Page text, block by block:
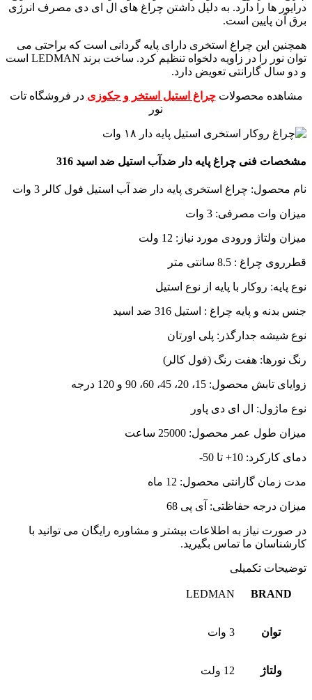
درایور ها را دارد. به دلیل داشتن چراغ های ال ای دی مصرف انرژی
برق آن پایین است.
همچنین این چراغ استخری دارای پایه گردانی است که براحتی می
توان نور را در زاویه دلخواه تنظیم کرد. ساخت برند LEDMAN است
و دو سال گارانتی تعویض دارد.
مشاهده محصولاتچراغ استیل استخر و جکوزی در فروشگاه تات
نور
مشخصات فنی چراغ پایه دار ضدآب استیل ضد اسید 316
نام محصول: چراغ استخری پایه دار ضد آب استیل فول کالر 3 وات
میزان وات مصرفی: 3 وات
میزان ولتاژ ورودی مورد نیاز: 12 ولت
قطرروی چراغ : 8.5 سانتی متر
نوع پایه: روکار با پایه از نوع استیل
جنس بدنه و پایه چراغ : استیل 316 ضد اسید
نوع شیشه جدارگذر: پلی اورتان
رنگ نورها: هفت رنگ (فول کالر)
زوایای تابش محصول: 15، 20، 45، 60، 90 و 120 درجه
نوع ماژول: ال ای دی پاور
میزان طول عمر محصول: 25000 ساعت
دمای کارکرد: 10+ تا 50-
مدت زمان گارانتی محصول: 12 ماه
میزان درجه حفاظتی: آی پی 68
در صورت نیاز به اطلاعات بیشتر و مشاوره رایگان می توانید با
کارشناسان ما تماس بگیرید.
توضیحات تکمیلی
BRAND
LEDMAN
توان 3 وات
ولتاژ 12 ولت